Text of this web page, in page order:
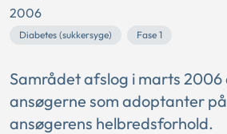
2006
Diabetes (sukkersyge) Fase 1
Samrådet afslog i marts 2006
ansøgerne som adoptanter
ansøgerens helbredsforhold.